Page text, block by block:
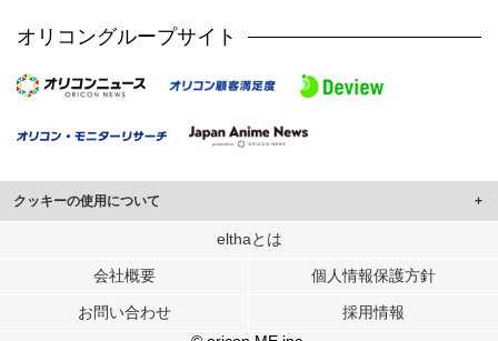
オリコングループサイト
クッキーの使用について
このサイトでは Cookie を使用して、ユーザーに合わせたコンテンツや広告の
行っています。
メディアや広告配信、データ解析の各パートナーに提供しています。
elthaとは
会社概要 個人情報保護方針
お問い合わせ
採用情報